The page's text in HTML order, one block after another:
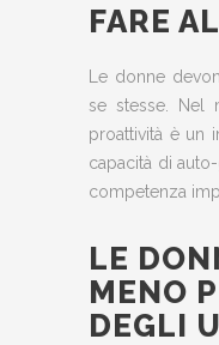
FARE
Le donne
se stesse. Nel
proattività è un
capacità di
competenza
LE
MENO
DEGLI